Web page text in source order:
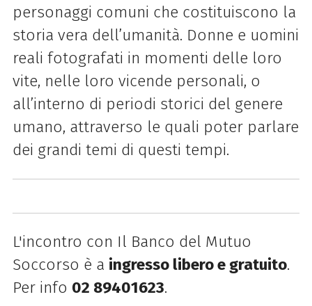
personaggi comuni che costituiscono la
storia vera dell’umanità. Donne e uomini
reali fotografati in momenti delle loro
vite, nelle loro vicende personali, o
all’interno di periodi storici del genere
umano, attraverso le quali poter parlare
dei grandi temi di questi tempi.
L'incontro con Il Banco del Mutuo
Soccorso è a ingresso libero e gratuito.
Per info 02 89401623.